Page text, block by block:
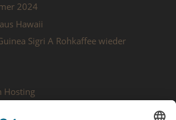
2024
Hawaii
Sigri A Rohkaffee wieder